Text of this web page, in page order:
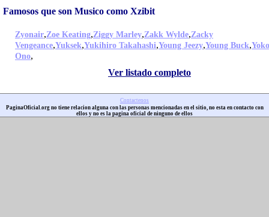
Famosos que son Musico como Xzibit
Zyonair,Zoe Keating,Ziggy Marley,Zakk Wylde,Zacky
Vengeance,Yuksek,Yukihiro Takahashi,Young Jeezy,Young Buck,Yoko
Ono,
Ver listado completo
Contactenos
PaginaOficial.org no tiene relacion alguna con las personas mencionadas en el sitio, no esta en contacto con
ellos y no es la pagina oficial de ninguno de ellos